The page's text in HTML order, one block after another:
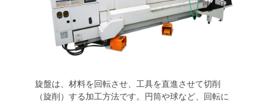
旋盤は、材料を回転させ、工具を直進させて切削
（旋削）する加工方法です。円筒や球など、回転に